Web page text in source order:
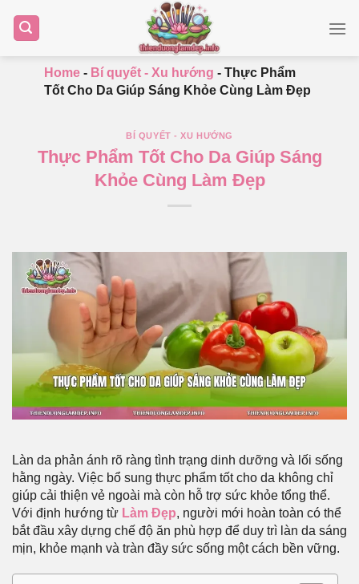
qua
Home - Bí quyết - Xu hướng - Thực Phẩm
Tốt Cho Da Giúp Sáng Khỏe Cùng Làm Đẹp
BÍ QUYẾT - XU HƯỚNG
Thực Phẩm Tốt Cho Da Giúp Sáng
Khỏe Cùng Làm Đẹp
Làn da phản ánh rõ ràng tình trạng dinh dưỡng và lối sống
hằng ngày. Việc bổ sung thực phẩm tốt cho da không chỉ
giúp cải thiện vẻ ngoài mà còn hỗ trợ sức khỏe tổng thể.
Với định hướng từ Làm Đẹp, người mới hoàn toàn có thể
bắt đầu xây dựng chế độ ăn phù hợp để duy trì làn da sáng
mịn, khỏe mạnh và tràn đầy sức sống một cách bền vững.